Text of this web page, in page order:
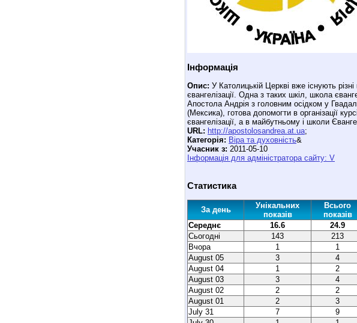
Інформація
Опис: У Католицькій Церкві вже існують
євангелізації. Одна з таких шкіл, школа
Апостола Андрія з головним осідком у
(Мексика), готова допомогти в організації
євангелізації, а в майбутньому і школи
URL: http://apostolosandrea.at.ua;
Категорія: Віра та духовність&
Учасник з: 2011-05-10
Інформація для адміністратора сайту: V
Статистика
За день
Унікальних
показів
Всього
показів
Середнє
16.6 24.9
Сьогодні
143 213
Вчора
1 1
August 05
3 4
August 04
1 2
August 03
3 4
August 02
2 2
August 01
2 3
July 31
7 9